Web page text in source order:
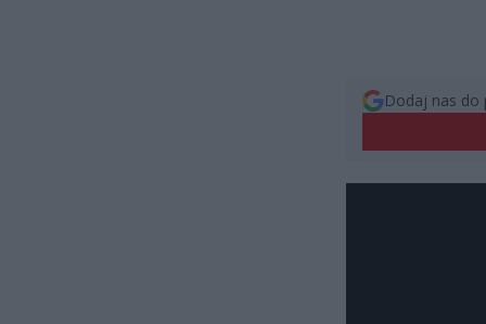
Dodaj nas do